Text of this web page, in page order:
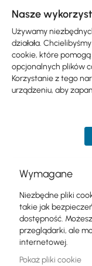
Ubiquiti
WiFi &
Skip
product
list
Ubiquiti
Mikrotik
WiFi & SOHO
Anteny
Nasze
Używamy
działała.
cookie, które
opcjonalnych plików
Korzystanie z tego
urządzeniu, aby
Wymagane
Niezbędne pliki
takie jak
dostępność.
przeglądarki, ale
internetowej.
Pokaż pliki cookie